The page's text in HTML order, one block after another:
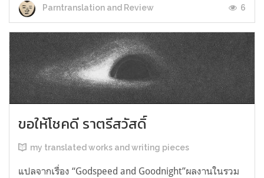
Parntranslation and Review 6
ขอให้โชคดี ราตรีสวัสดิ์
my translated works and writing pieces
แปลจากเรื่อง “Godspeed and Goodnight”ผลงานในรวม